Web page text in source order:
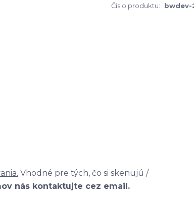
Číslo produktu: bwdev-
Vhodné pre tých, čo si skenujú /
nás kontaktujte cez email.